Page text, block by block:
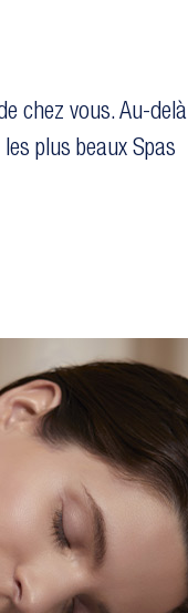
chez vous. Au-delà
plus beaux Spas